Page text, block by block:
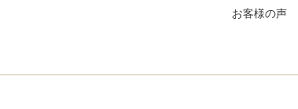
お客様の声